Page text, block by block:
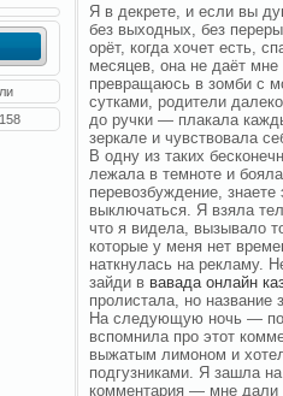
158
Я в декрете, и если вы
без выходных, без
орёт, когда хочет есть,
месяцев, она не даёт
превращаюсь в зомби с
сутками, родители
до ручки — плакала
зеркале и чувствовала
В одну из таких
лежала в темноте и
перевозбуждение, знаете
выключаться. Я взяла
что я видела, вызывало
которые у меня нет
наткнулась на рекламу.
зайди в вавада онлайн
пролистала, но название
На следующую ночь —
вспомнила про этот
выжатым лимоном и
подгузниками. Я зашла
комментария — мне дали